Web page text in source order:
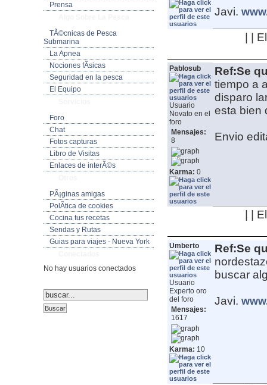
Prensa
TÃ©cnicas de Pesca
Submarina
La Apnea
Nociones fÃ­sicas
Seguridad en la pesca
El Equipo
Foro
Chat
Fotos capturas
Libro de Visitas
Enlaces de interÃ©s
PÃ¡ginas amigas
PolÃ­tica de cookies
Cocina tus recetas
Sendas y Rutas
Guias para viajes - Nueva York
No hay usuarios conectados
Javi.
| |
Pablosub
Usuario
Novato en el
foro
Mensajes:
8
Karma: 0
Ref:Se
tiempo a
disparo
esta bien
Envio
| |
Umberto
Usuario
Experto oro
del foro
Mensajes:
1617
Karma: 10
Ref:Se
buscar
Javi.